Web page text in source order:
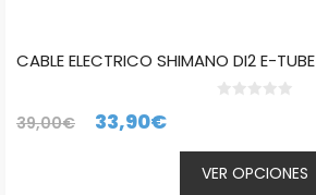
CABLE ELECTRICO SHIMANO DI2 E-TUBE
39,00€
El
33,90€El
precio
actual
VER OPCIONES